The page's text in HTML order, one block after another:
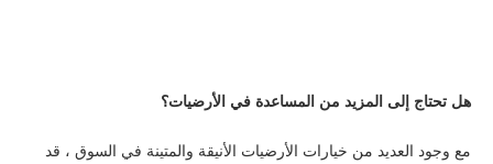
هل تحتاج إلى المزيد من المساعدة في الأرضيات؟
مع وجود العديد من خيارات الأرضيات الأنيقة والمتينة في السوق ، قد